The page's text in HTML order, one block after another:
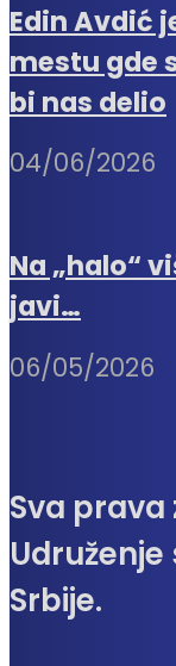
Edin Avdić
mestu gde
bi nas delio
04/06/2026
Na „halo“
javi…
06/05/2026
Sva prava
Srbije.